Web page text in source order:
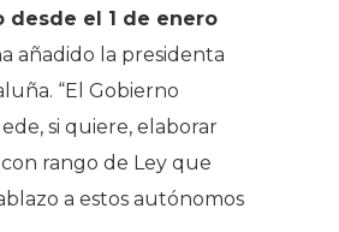
desde el 1 de enero
añadido la presidenta
“El Gobierno
si quiere, elaborar
rango de Ley que
a estos autónomos